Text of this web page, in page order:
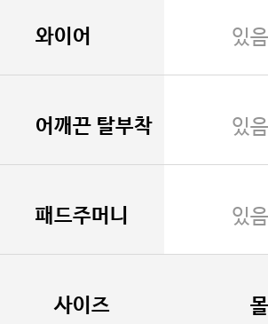
와이어 있음
어깨끈 탈부착 있음
패드주머니 있음
사이즈